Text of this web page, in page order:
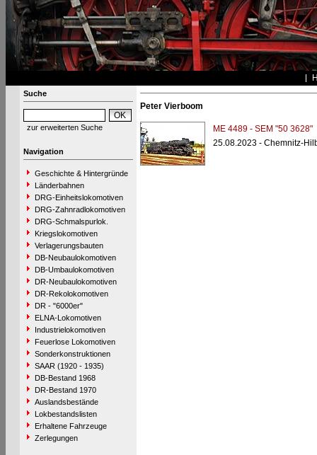
Suche
zur erweiterten Suche
Navigation
Geschichte & Hintergründe
Länderbahnen
DRG-Einheitslokomotiven
DRG-Zahnradlokomotiven
DRG-Schmalspurlok.
Kriegslokomotiven
Verlagerungsbauten
DB-Neubaulokomotiven
DB-Umbaulokomotiven
DR-Neubaulokomotiven
DR-Rekolokomotiven
DR - "6000er"
ELNA-Lokomotiven
Industrielokomotiven
Feuerlose Lokomotiven
Sonderkonstruktionen
SAAR (1920 - 1935)
DB-Bestand 1968
DR-Bestand 1970
Auslandsbestände
Lokbestandslisten
Erhaltene Fahrzeuge
Zerlegungen
Peter Vierboom
ME 4489 - SEM "50 3628"
25.08.2023 - Chemnitz-